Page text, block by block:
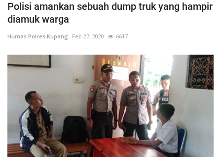
Polisi amankan sebuah dump truk yang hampir
diamuk warga
Humas Polres Kupang Feb 27, 2020 6617